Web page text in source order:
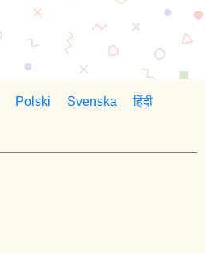
Polski Svenska
हिंदी